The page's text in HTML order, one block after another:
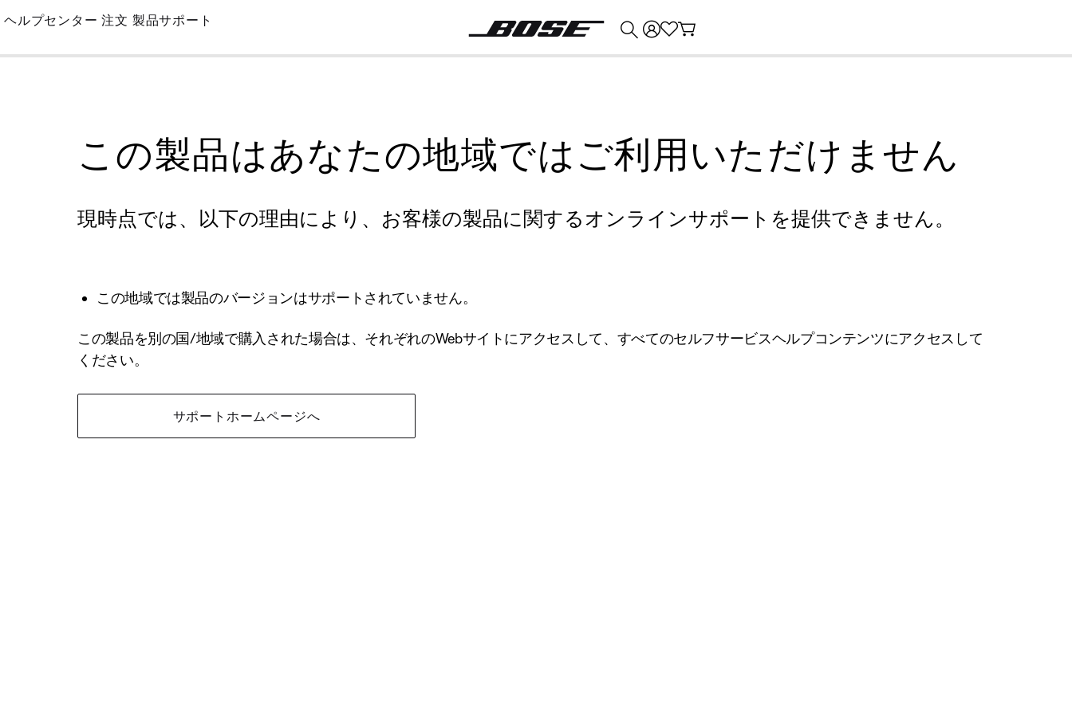
Skip
Main
ヘルプセンター 注文 製品サポート
この製品はあなたの地域ではご利用いただけません
現時点では、以下の理由により、お客様の製品に関するオンラインサポートを提供できません。
この地域では製品のバージョンはサポートされていません。
この製品を別の国/地域で購入された場合は、それぞれのWebサイトにアクセスして、すべてのセルフサービスヘルプコンテンツにアクセスして
ください。
サポートホームページへ